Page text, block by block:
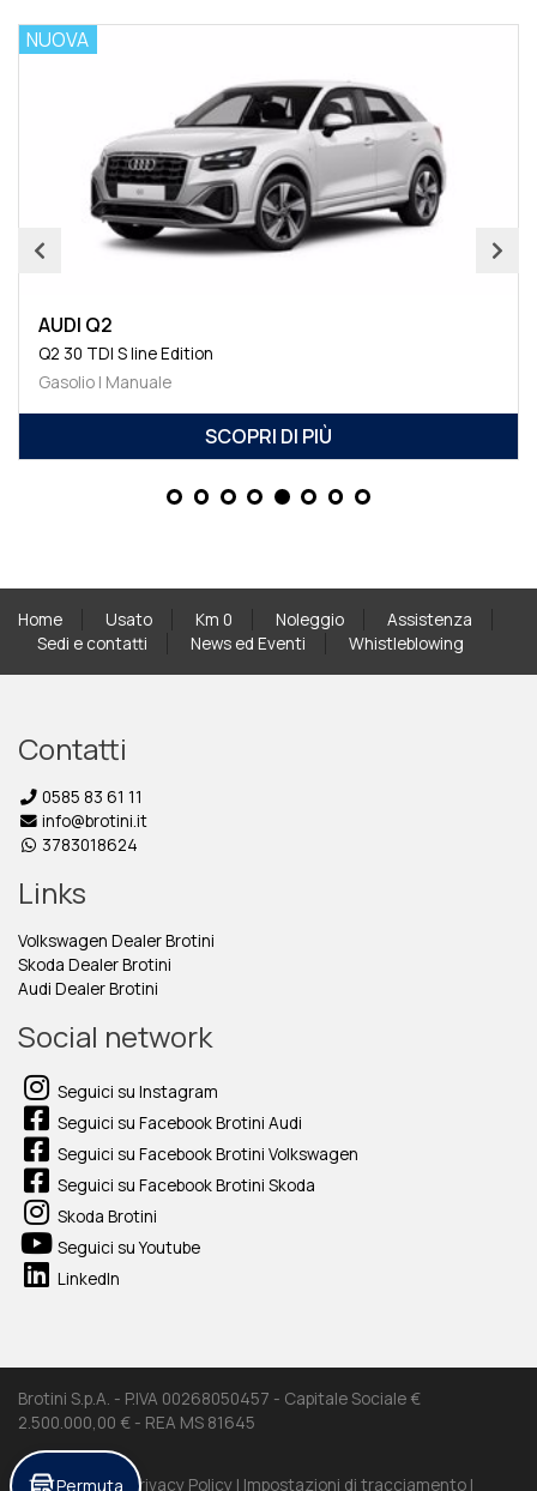
NUOVA
AUDI Q2
Q2 30 TDI S line Edition
Gasolio | Manuale
SCOPRI DI PIÙ
Home Usato Km 0 Noleggio
Assistenza
Sedi e contatti
News ed Eventi Whistleblowing
Contatti
0585 83 61 11
info@brotini.it
3783018624
Links
Volkswagen Dealer Brotini
Skoda Dealer Brotini
Audi Dealer Brotini
Social network
Seguici su Instagram
Seguici su Facebook Brotini Audi
Seguici su Facebook Brotini Volkswagen
Seguici su Facebook Brotini Skoda
Skoda Brotini
Seguici su Youtube
LinkedIn
Brotini S.p.A. - P.IVA 00268050457 - Capitale Sociale €
2.500.000,00 € - REA MS 81645
Cookie Policy | Privacy Policy | Impostazioni di tracciamento |
Permuta